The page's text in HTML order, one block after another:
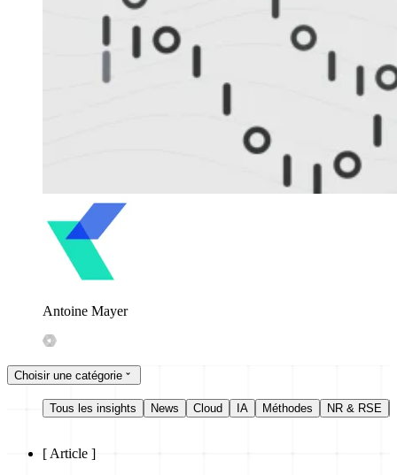
Antoine Mayer
Choisir une catégorie
Tous les insights News Cloud IA Méthodes NR & RSE
[ Article ]